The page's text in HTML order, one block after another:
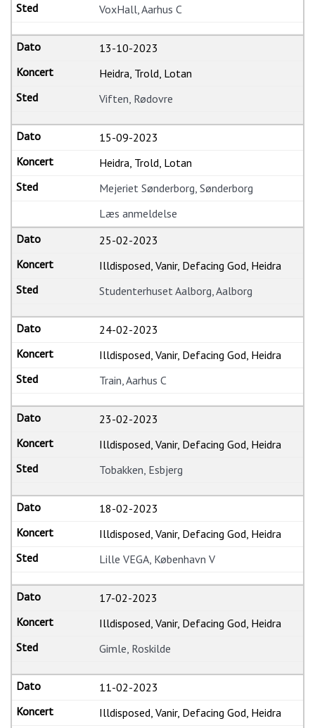
VoxHall, Aarhus C
13-10-2023
Heidra, Trold, Lotan
Viften, Rødovre
15-09-2023
Heidra, Trold, Lotan
Mejeriet Sønderborg, Sønderborg
Læs anmeldelse
25-02-2023
Illdisposed, Vanir, Defacing God, Heidra
Studenterhuset Aalborg, Aalborg
24-02-2023
Illdisposed, Vanir, Defacing God, Heidra
Train, Aarhus C
23-02-2023
Illdisposed, Vanir, Defacing God, Heidra
Tobakken, Esbjerg
18-02-2023
Illdisposed, Vanir, Defacing God, Heidra
Lille VEGA, København V
17-02-2023
Illdisposed, Vanir, Defacing God, Heidra
Gimle, Roskilde
11-02-2023
Illdisposed, Vanir, Defacing God, Heidra